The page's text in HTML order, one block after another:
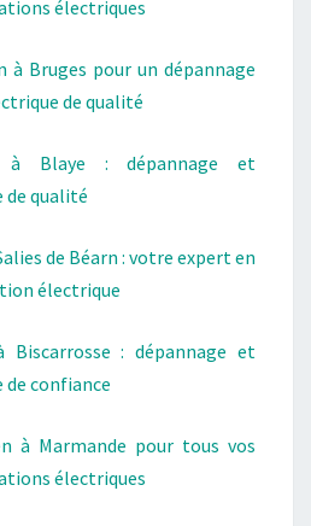
électriques
Bruges pour un dépannage
de qualité
à Blaye : dépannage et
qualité
de Béarn : votre expert en
électrique
Biscarrosse : dépannage et
confiance
à Marmande pour tous vos
électriques